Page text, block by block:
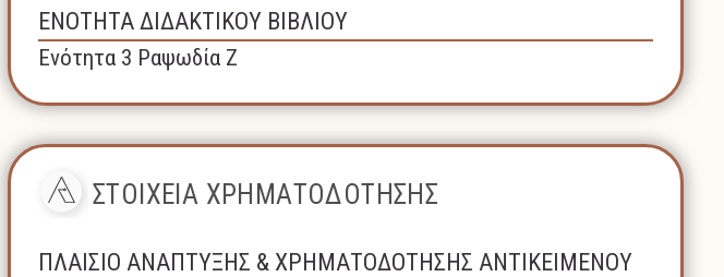
ΕΝΟΤΗΤΑ ΔΙΔΑΚΤΙΚΟΥ ΒΙΒΛΙΟΥ
Ενότητα 3 Ραψωδία Ζ
ΣΤΟΙΧΕΙΑ ΧΡΗΜΑΤΟΔΟΤΗΣΗΣ
ΠΛΑΙΣΙΟ ΑΝΑΠΤΥΞΗΣ & ΧΡΗΜΑΤΟΔΟΤΗΣΗΣ ΑΝΤΙΚΕΙΜΕΝΟΥ